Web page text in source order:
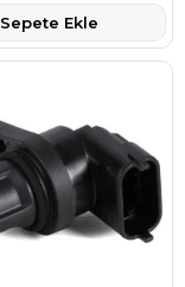
Sepete Ekle